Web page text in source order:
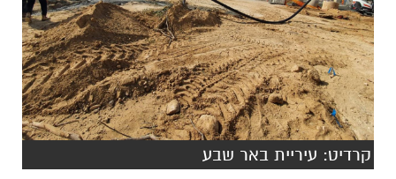
קרדיט: עיריית באר שבע